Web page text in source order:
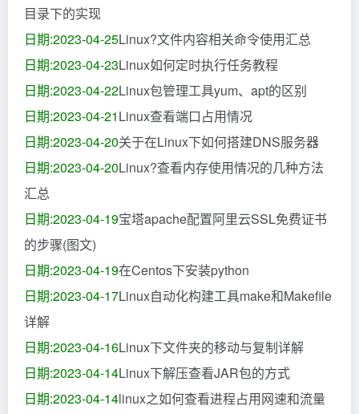
目录下的实现
日期:2023-04-25Linux?文件内容相关命令使用汇总
日期:2023-04-23Linux如何定时执行任务教程
日期:2023-04-22Linux包管理工具yum、apt的区别
日期:2023-04-21Linux查看端口占用情况
日期:2023-04-20关于在Linux下如何搭建DNS服务器
日期:2023-04-20Linux?查看内存使用情况的几种方法
汇总
日期:2023-04-19宝塔apache配置阿里云SSL免费证书
的步骤(图文)
日期:2023-04-19在Centos下安装python
日期:2023-04-17Linux自动化构建工具make和Makefile
详解
日期:2023-04-16Linux下文件夹的移动与复制详解
日期:2023-04-14Linux下解压查看JAR包的方式
日期:2023-04-14linux之如何查看进程占用网速和流量